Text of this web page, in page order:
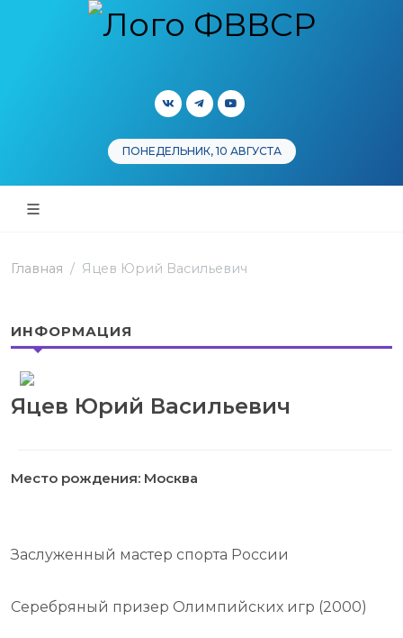
ПОНЕДЕЛЬНИК, 10 АВГУСТА
Главная Яцев Юрий Васильевич
ИНФОРМАЦИЯ
Яцев Юрий Васильевич
Место рождения: Москва
Заслуженный мастер спорта России
Серебряный призер Олимпийских игр (2000)